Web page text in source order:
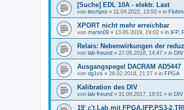
[Suche] EDL 10A - elektr. Last
von itechpro » 11.04.2022, 13:50 » in
XPORT nicht mehr erreichbar
von martin09 » 13.05.2019, 19:02 » in IFP,
Relais: Nebenwirkungen der
von lab-freund » 27.05.2018, 14:47 » in
Ausgangspegel DACRAM AD5447
von dg1vs » 28.02.2018, 21:27 » in FPGA
Kalibration des DIV
von lab-freund » 31.08.2017, 19:01 » in
19' c't Lab mit FPGA,IFP,PS3-